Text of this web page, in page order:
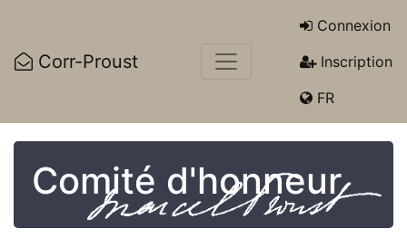
Corr-Proust
Connexion
Inscription
FR
Comité d'honneur